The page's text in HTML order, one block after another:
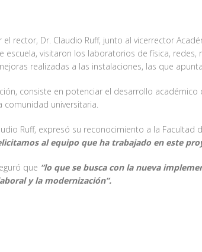
rector, Dr. Claudio Ruff, junto al vicerrector
escuela, visitaron los laboratorios de física,
realizadas a las instalaciones, las que
consiste en potenciar el desarrollo
universitaria.
Ruff, expresó su reconocimiento a la
al equipo que ha trabajado en este
que “lo que se busca con la nueva
y la modernización”.